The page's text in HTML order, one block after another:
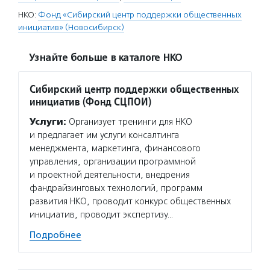
НКО: Фонд «Сибирский центр поддержки общественных
инициатив» (Новосибирск)
Узнайте больше в каталоге НКО
Сибирский центр поддержки общественных
инициатив (Фонд СЦПОИ)
Услуги: Организует тренинги для НКО
и предлагает им услуги консалтинга
менеджмента, маркетинга, финансового
управления, организации программной
и проектной деятельности, внедрения
фандрайзинговых технологий, программ
развития НКО, проводит конкурс общественных
инициатив, проводит экспертизу…
Подробнее